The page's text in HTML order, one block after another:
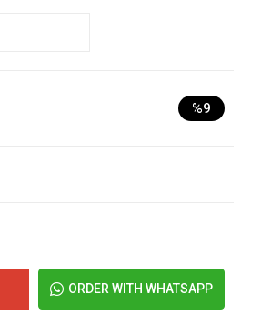
%9
ORDER WITH WHATSAPP